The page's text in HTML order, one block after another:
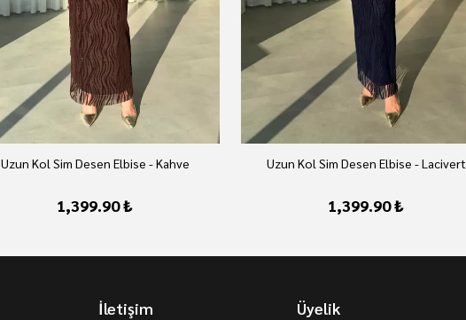
Uzun Kol Sim Desen Elbise - Kahve
1,399.90 ₺
Uzun Kol Sim Desen Elbise - Lacivert
1,399.90 ₺
İletişim Üyelik